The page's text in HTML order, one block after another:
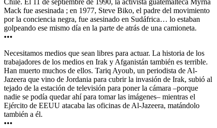
Chile. El 11 de septiembre de 1990, la activista guatemalteca Myrna
Mack fue asesinada ; en 1977, Steve Biko, el padre del movimiento
por la conciencia negra, fue asesinado en Sudáfrica… lo estaban
golpeando ese mismo día en la parte de atrás de una camioneta.
•••
Necesitamos medios que sean libres para actuar. La historia de los
trabajadores de los medios en Irak y Afganistán también es terrible.
Han muerto muchos de ellos. Tariq Ayoub, un periodista de Al-
Jazeera que vino de Jordania para cubrir la invasión de Irak, subió al
tejado de la estación de televisión para poner la cámara –porque
nadie se podía quedar ahí para tomar las imágenes– mientras el
Ejército de EEUU atacaba las oficinas de Al-Jazeera, matándolo
también a él.
•••